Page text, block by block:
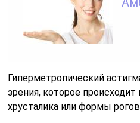
Гиперметропический
зрения, которое
хрусталика или формы